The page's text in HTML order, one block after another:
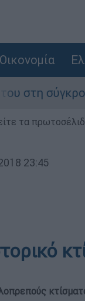
Οικονομία
σύγκρουση
τα
23:45